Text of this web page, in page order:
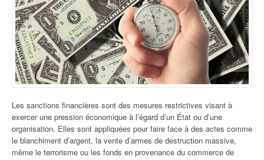
Les sanctions financières sont des mesures restrictives visant à
exercer une pression économique à l’égard d’un État ou d’une
organisation. Elles sont appliquées pour faire face à des actes comme
le blanchiment d’argent, la vente d’armes de destruction massive,
même le terrorisme ou les fonds en provenance du commerce de